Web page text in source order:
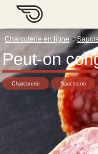
Charcuterie en ligne >
Peut-on
Charcuterie Saucisson